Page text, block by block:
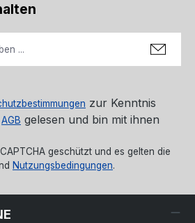
zur Kenntnis
AGB gelesen und bin mit ihnen
geschützt und es gelten die
Nutzungsbedingungen.